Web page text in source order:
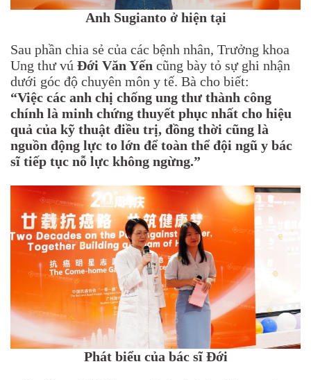
Anh Sugianto ở hiện tại
Sau phần chia sẻ của các bệnh nhân, Trưởng khoa
Ung thư vú Đới Văn Yến cũng bày tỏ sự ghi nhận
dưới góc độ chuyên môn y tế. Bà cho biết:
“Việc các anh chị chống ung thư thành công
chính là minh chứng thuyết phục nhất cho hiệu
quả của kỹ thuật điều trị, đồng thời cũng là
nguồn động lực to lớn để toàn thể đội ngũ y bác
sĩ tiếp tục nỗ lực không ngừng.”
Phát biểu của bác sĩ Đới